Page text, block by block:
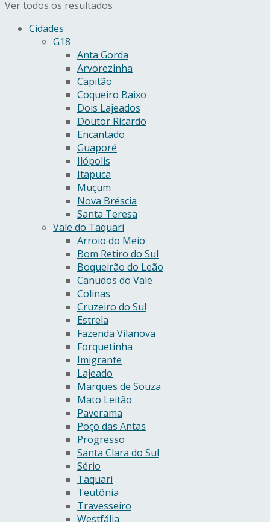
Ver todos os resultados
Cidades
G18
Anta Gorda
Arvorezinha
Capitão
Coqueiro Baixo
Dois Lajeados
Doutor Ricardo
Encantado
Guaporé
Ilópolis
Itapuca
Muçum
Nova Bréscia
Santa Teresa
Vale do Taquari
Arroio do Meio
Bom Retiro do Sul
Boqueirão do Leão
Canudos do Vale
Colinas
Cruzeiro do Sul
Estrela
Fazenda Vilanova
Forquetinha
Imigrante
Lajeado
Marques de Souza
Mato Leitão
Paverama
Poço das Antas
Progresso
Santa Clara do Sul
Sério
Taquari
Teutônia
Travesseiro
Westfália